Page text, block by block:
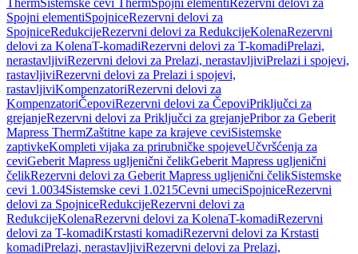
ThermSistemske cevi ThermSpojni elementi Rezervni delovi za
Spojni elementiSpojniceRezervni delovi za
SpojniceRedukcijeRezervni delovi za RedukcijeKolenaRezervni
delovi za KolenaT-komadiRezervni delovi za T-komadiPrelazi,
nerastavljiviRezervni delovi za Prelazi, nerastavljiviPrelazi i spojevi,
rastavljiviRezervni delovi za Prelazi i spojevi,
rastavljiviKompenzatoriRezervni delovi za
KompenzatoriČepoviRezervni delovi za ČepoviPriključci za
grejanjeRezervni delovi za Priključci za grejanjePribor za Geberit
Mapress ThermZaštitne kape za krajeve ceviSistemske
zaptivkeKompleti vijaka za prirubničke spojeveUčvršćenja za
ceviGeberit Mapress ugljenični čelikGeberit Mapress ugljenični
čelikRezervni delovi za Geberit Mapress ugljenični čelikSistemske
cevi 1.0034Sistemske cevi 1.0215Cevni umeciSpojniceRezervni
delovi za SpojniceRedukcijeRezervni delovi za
RedukcijeKolenaRezervni delovi za KolenaT-komadiRezervni
delovi za T-komadiKrstasti komadiRezervni delovi za Krstasti
komadiPrelazi, nerastavljiviRezervni delovi za Prelazi,